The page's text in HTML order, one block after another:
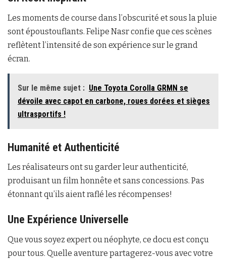
Les moments de course dans l’obscurité et sous la pluie
sont époustouflants. Felipe Nasr confie que ces scènes
reflètent l’intensité de son expérience sur le grand
écran.
Sur le même sujet : Une Toyota Corolla GRMN se
dévoile avec capot en carbone, roues dorées et sièges
ultrasportifs !
Humanité et Authenticité
Les réalisateurs ont su garder leur authenticité,
produisant un film honnête et sans concessions. Pas
étonnant qu’ils aient raflé les récompenses!
Une Expérience Universelle
Que vous soyez expert ou néophyte, ce docu est conçu
pour tous. Quelle aventure partagerez-vous avec votre